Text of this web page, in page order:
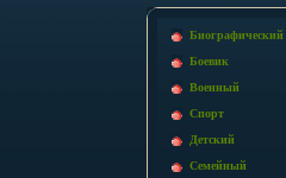
Биографический
Боевик
Военный
Спорт
Детский
Семейный